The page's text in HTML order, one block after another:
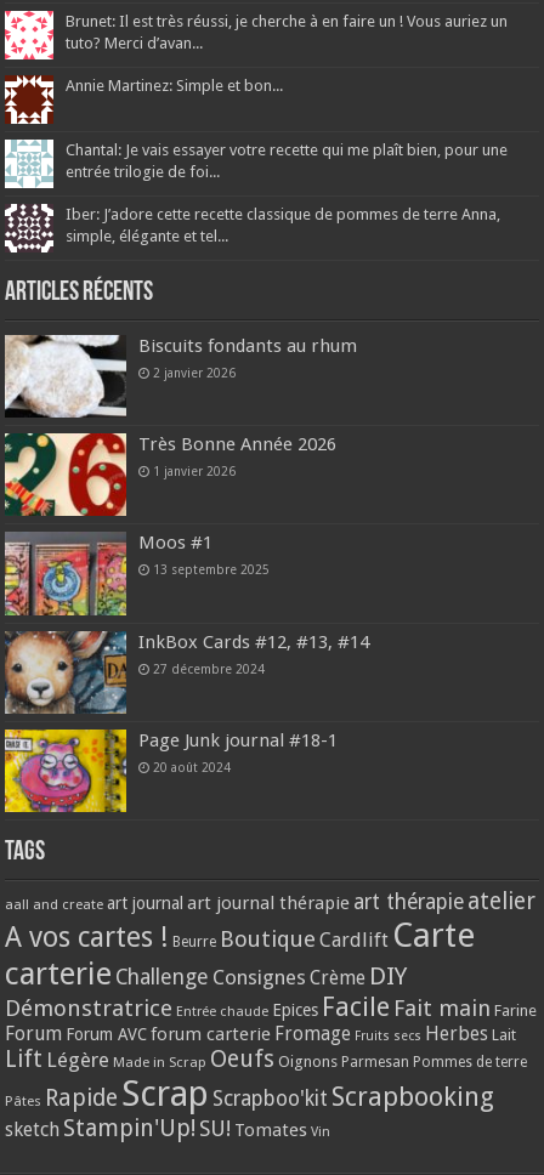
Brunet: Il est très réussi, je cherche à en faire un ! Vous auriez un
tuto? Merci d’avan...
Annie Martinez: Simple et bon...
Chantal: Je vais essayer votre recette qui me plaît bien, pour une
entrée trilogie de foi...
Iber: J’adore cette recette classique de pommes de terre Anna,
simple, élégante et tel...
Articles récents
Biscuits fondants au rhum
2 janvier 2026
Très Bonne Année 2026
1 janvier 2026
Moos #1
13 septembre 2025
InkBox Cards #12, #13, #14
27 décembre 2024
Page Junk journal #18-1
20 août 2024
Tags
aall and create art journal art journal thérapie art thérapie atelier
A vos cartes ! Beurre Boutique Cardlift Carte
carterie Challenge Consignes Crème DIY
Démonstratrice Entrée chaude Epices Facile Fait main Farine
Forum Forum AVC forum carterie Fromage Fruits secs Herbes Lait
Lift Légère Made in Scrap Oeufs Oignons Parmesan Pommes de terre
Pâtes Rapide Scrap Scrapboo'kit Scrapbooking
sketch Stampin'Up! SU! Tomates Vin